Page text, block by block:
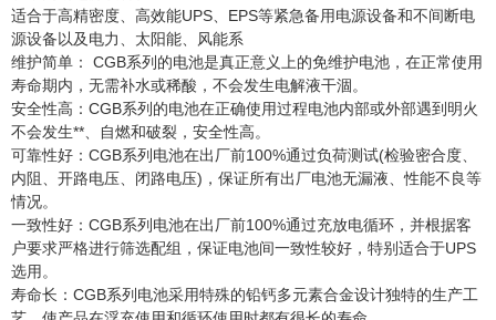
适合于高精密度、高效能UPS、EPS等紧急备用电源设备和不间断电
源设备以及电力、太阳能、风能系
维护简单： CGB系列的电池是真正意义上的免维护电池，在正常使用
寿命期内，无需补水或稀酸，不会发生电解液干涸。
安全性高：CGB系列的电池在正确使用过程电池内部或外部遇到明火
不会发生**、自燃和破裂，安全性高。
可靠性好：CGB系列电池在出厂前100%通过负荷测试(检验密合度、
内阻、开路电压、闭路电压)，保证所有出厂电池无漏液、性能不良等
情况。
一致性好：CGB系列电池在出厂前100%通过充放电循环，并根据客
户要求严格进行筛选配组，保证电池间一致性较好，特别适合于UPS
选用。
寿命长：CGB系列电池采用特殊的铅钙多元素合金设计独特的生产工